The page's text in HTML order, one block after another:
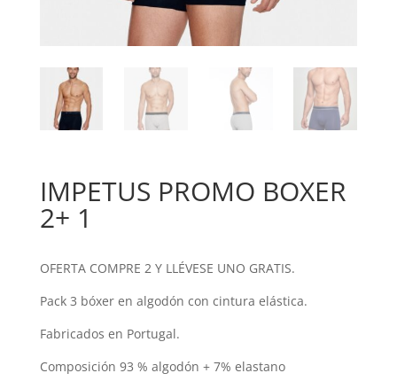
IMPETUS PROMO BOXER
2+ 1
OFERTA COMPRE 2 Y LLÉVESE UNO GRATIS.
Pack 3 bóxer en algodón con cintura elástica.
Fabricados en Portugal.
Composición 93 % algodón + 7% elastano